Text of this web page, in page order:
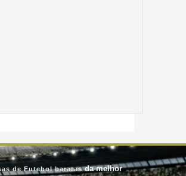
de Futebol baratasda melhor